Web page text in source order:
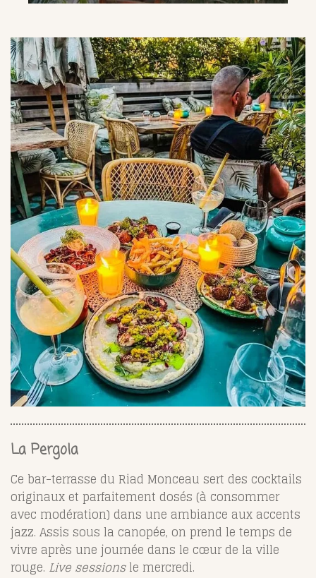
La Pergola
Ce bar-terrasse du Riad Monceau sert des cocktails
originaux et parfaitement dosés (à consommer
avec modération) dans une ambiance aux accents
jazz. Assis sous la canopée, on prend le temps de
vivre après une journée dans le cœur de la ville
rouge. Live sessionsle mercredi.